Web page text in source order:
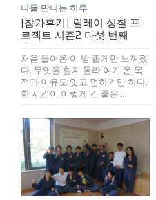
나를 만나는 하루
[참가후기] 릴레이 성찰 프
로젝트 시즌2 다섯 번째
처음 들어온 이 방 좁게만 느껴졌
다. 무엇을 할지 몰라 여기 온 목
적과 이유도 잊고 멍하기만 하다.
한 시간이 이렇게 긴 줄은 ...